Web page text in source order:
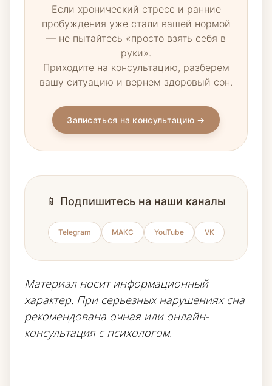
Если хронический стресс и ранние
пробуждения уже стали вашей нормой
— не пытайтесь «просто взять себя в
руки».
Приходите на консультацию, разберем
вашу ситуацию и вернем здоровый сон.
Записаться на консультацию →
📱 Подпишитесь на наши каналы
Telegram МАКС YouTube VK
Материал носит информационный
характер. При серьезных нарушениях сна
рекомендована очная или онлайн-
консультация с психологом.